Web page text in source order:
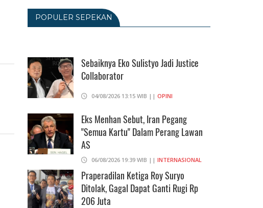
06/08/2026 19:02 WIB ||
Sekolah Di Jaksel
06/08/2026 17:40 WIB ||
Ditunda, Pajak Untuk Pedagang
2026
06/08/2026 14:23 WIB ||DKI JAKARTA
POPULER SEPEKAN
Sebaiknya Eko Sulistyo Jadi Justice
Collaborator
04/08/2026 13:15 WIB || OPINI
Eks Menhan Sebut, Iran Pegang
"Semua Kartu" Dalam Perang Lawan
AS
06/08/2026 19:39 WIB || INTERNASIONAL
Praperadilan Ketiga Roy Suryo
Ditolak, Gagal Dapat Ganti Rugi Rp
206 Juta